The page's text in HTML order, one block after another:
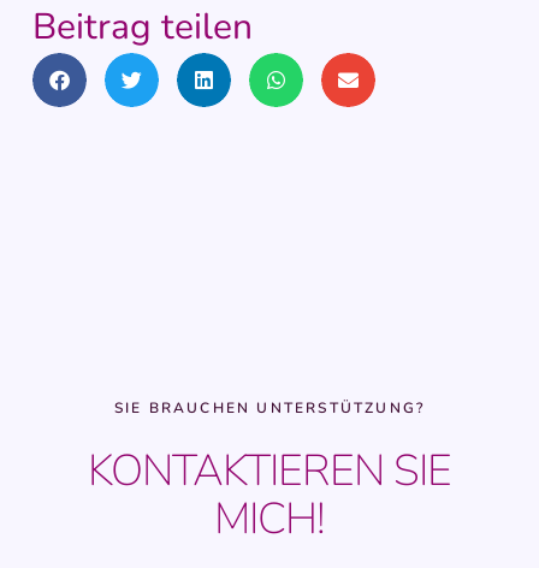
Beitrag teilen
SIE BRAUCHEN UNTERSTÜTZUNG?
KONTAKTIEREN SIE
MICH!